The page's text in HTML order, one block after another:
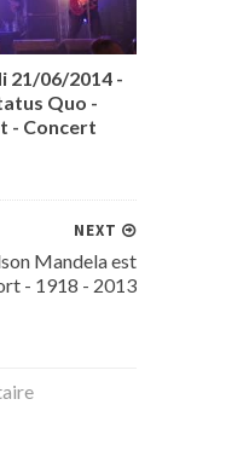
21/06/2014 -
Quo -
- Concert
NEXT
Mandela est
- 1918 - 2013